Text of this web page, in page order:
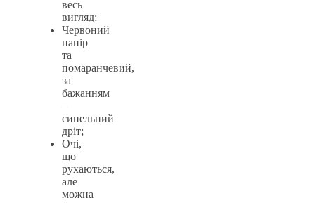
весь
вигляд;
Червоний
папір
та
помаранчевий,
за
бажанням
–
синельний
дріт;
Очі,
що
рухаються,
але
можна